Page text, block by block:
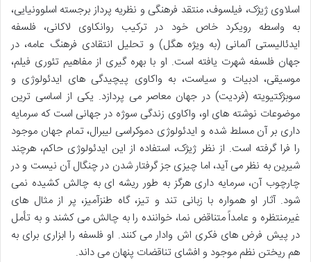
اسلاوی ژیژک، فیلسوف، منتقد فرهنگی و نظریه پرداز برجسته اسلوونیایی،
به واسطه رویکرد خاص خود در ترکیب روانکاوی لاکانی، فلسفه
ایدئالیستی آلمانی (به ویژه هگل) و تحلیل انتقادی فرهنگ عامه، در
جهان فلسفه شهرت یافته است. او با بهره گیری از مفاهیم تئوری فیلم،
موسیقی، ادبیات و سیاست، به واکاوی پیچیدگی های ایدئولوژی و
سوبژکتیویته (فردیت) در جهان معاصر می پردازد. یکی از اساسی ترین
موضوعات نوشته های او، واکاوی زندگی سوژه در جهانی است که سرمایه
داری بر آن مسلط شده و ایدئولوژی دموکراسی لیبرال، تمام جهان موجود
را فرا گرفته است. از نظر ژیژک، استفاده از این ایدئولوژی حاکم، هرچند
شیرین به نظر می آید، اما چیزی جز گرفتار شدن در چنگال آن نیست و در
چارچوب آن، سرمایه داری هرگز به طور ریشه ای به چالش کشیده نمی
شود. آثار او همواره با زبانی تند و تیز، گاه طنزآمیز، پر از مثال های
غیرمنتظره و عامداً متناقض نما، خواننده را به چالش می کشند و به تأمل
در پیش فرض های فکری اش وادار می کنند. او فلسفه را ابزاری برای به
هم ریختن نظم موجود و افشای تناقضات پنهان می داند.